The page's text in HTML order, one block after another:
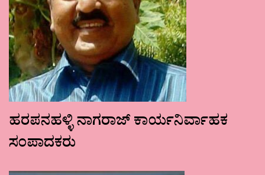
ಹರಪನಹಳ್ಳಿ ನಾಗರಾಜ್ ಕಾರ್ಯನಿರ್ವಾಹಕ
ಸಂಪಾದಕರು